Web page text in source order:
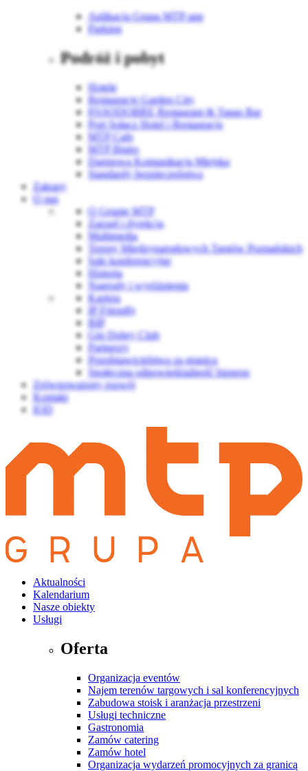
Aplikacja Grupa MTP app
Parking
Podróż i pobyt
Hotele
Restauracje Garden City
PASODOBRE Restaurant & Tapas Bar
Port Sołacz Hotel i Restauracja
MTP Cafe
MTP Bistro
Darmowa Komunikacja Miejska
Standardy bezpieczeństwa
Zakupy
O nas
O Grupie MTP
Zarząd i dyrekcja
Multimedia
Tereny Międzynarodowych Targów Poznańskich
Sale konferencyjne
Historia
Nagrody i wyróżnienia
Kariera
IP Friendly
BIP
Gin Dobry Club
Partnerzy
Przedstawicielstwa za granicą
Społeczna odpowiedzialność biznesu
Zrównoważony rozwój
Kontakt
IOD
Aktualności
Kalendarium
Nasze obiekty
Usługi
Oferta
Organizacja eventów
Najem terenów targowych i sal konferencyjnych
Zabudowa stoisk i aranżacja przestrzeni
Usługi techniczne
Gastronomia
Zamów catering
Zamów hotel
Organizacja wydarzeń promocyjnych za granicą